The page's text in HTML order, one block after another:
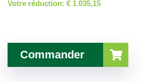
Votre réduction: € 1.035,15
Commander